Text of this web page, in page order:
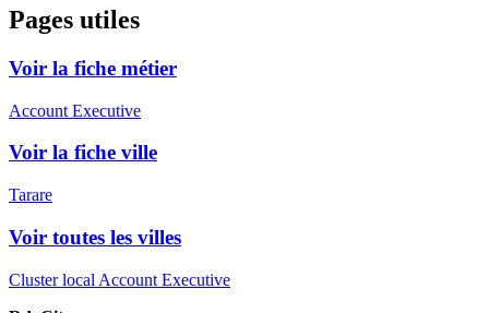
Pages utiles
Voir la fiche métier
Account Executive
Voir la fiche ville
Tarare
Voir toutes les villes
Cluster local Account Executive